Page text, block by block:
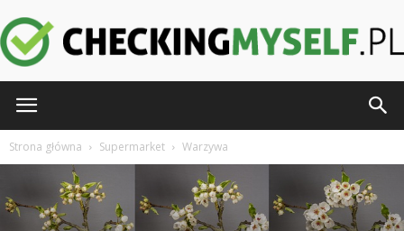
Strona główna Supermarket Warzywa